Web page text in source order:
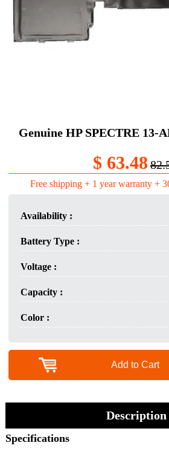
Genuine HP SPECTRE 13-
$ 63.48
Free shipping + 1 year warranty +
Availability :
Battery Type :
Voltage :
Capacity :
Color :
Add to Cart
Description
Specifications